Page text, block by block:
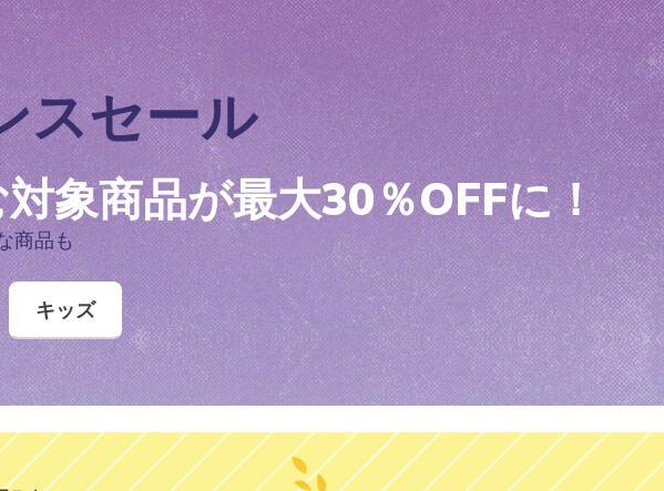
ーズ スリップインズ：グライ
トレイル サンダル
スケッチャーズ スリップインズ ウォータ
ープルーフ：ドレストン - ラムジー
メンズ
¥ 15,290
スケ
フィ
ロ ジ
メンズ
¥
ーズ スリップインズ Sライ
フラッシュ 2.0 - ヒートブリ
スケッチャーズ スリップインズ：バウン
ダー プロ
ガールズ
¥ 6,490
スケ
ダー
ボー
¥
スセール
対象商品が最大30％OFFに！
商品も
キッズ